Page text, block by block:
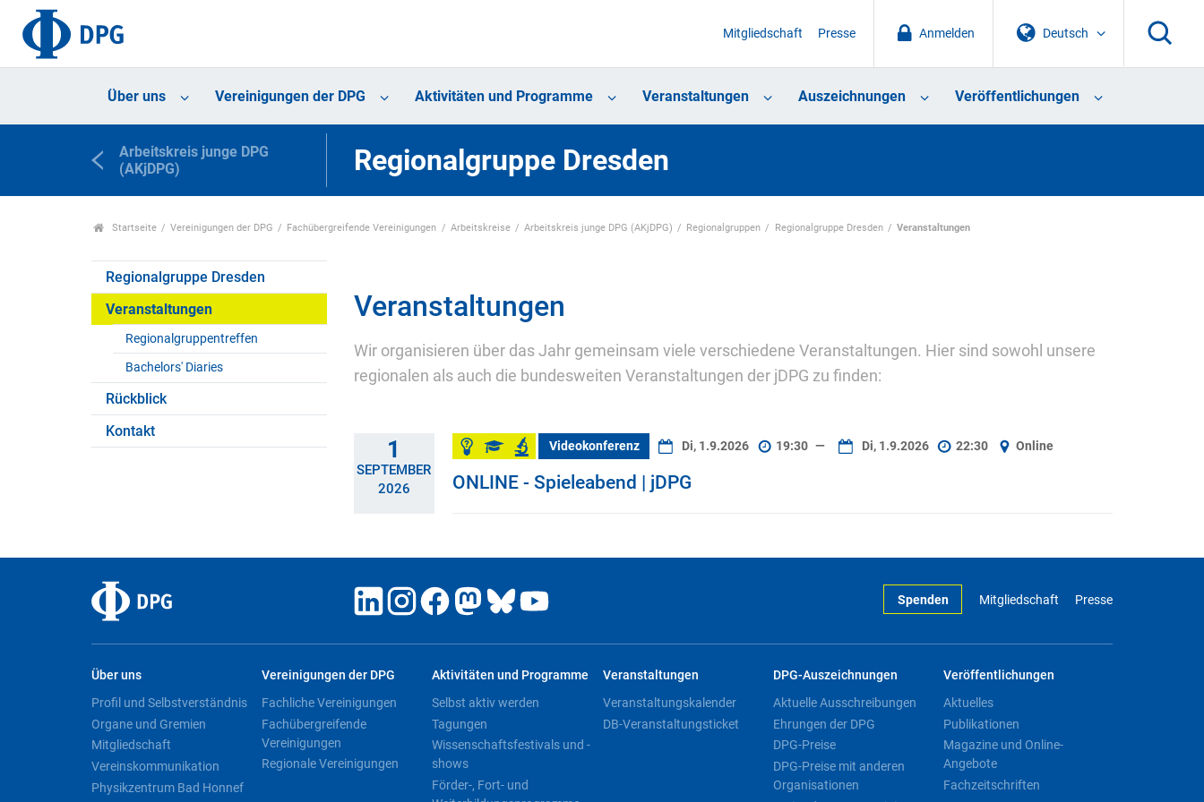
Deutsch
Anmelden
Mitgliedschaft Presse
Über uns Vereinigungen der DPG Aktivitäten und Programme Veranstaltungen Auszeichnungen Veröffentlichungen
Arbeitskreis junge DPG
(AKjDPG)
Regionalgruppe Dresden
Startseite Vereinigungen der DPG Fachübergreifende Vereinigungen Arbeitskreise Arbeitskreis junge DPG (AKjDPG) Regionalgruppen Regionalgruppe Dresden Veranstaltungen
Regionalgruppe Dresden
Veranstaltungen
Regionalgruppentreffen
Bachelors' Diaries
Rückblick
Kontakt
Veranstaltungen
Wir organisieren über das Jahr gemeinsam viele verschiedene Veranstaltungen. Hier sind sowohl unsere
regionalen als auch die bundesweiten Veranstaltungen der jDPG zu finden:
1
SEPTEMBER
2026
Videokonferenz Di, 1.9.2026 19:30 — Di, 1.9.2026 22:30 Online
ONLINE - Spieleabend | jDPG
Spenden Mitgliedschaft Presse
Über uns
Profil und Selbstverständnis
Organe und Gremien
Mitgliedschaft
Vereinskommunikation
Physikzentrum Bad Honnef
Vereinigungen der DPG
Fachliche Vereinigungen
Fachübergreifende
Vereinigungen
Regionale Vereinigungen
Aktivitäten und Programme
Selbst aktiv werden
Tagungen
Wissenschaftsfestivals und -
shows
Förder-, Fort- und
Veranstaltungen
Veranstaltungskalender
DB-Veranstaltungsticket
DPG-Auszeichnungen
Aktuelle Ausschreibungen
Ehrungen der DPG
DPG-Preise
DPG-Preise mit anderen
Organisationen
Veröffentlichungen
Aktuelles
Publikationen
Magazine und Online-
Angebote
Fachzeitschriften